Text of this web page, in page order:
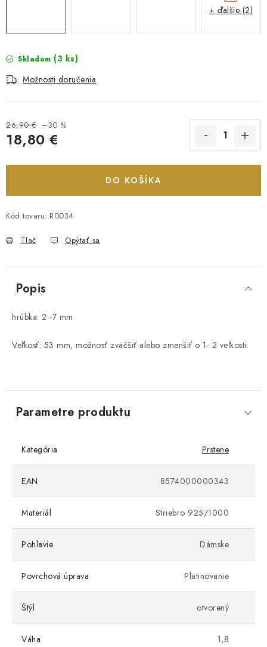
Skladom (3 ks)
Možnosti doručenia
26,90 € –30 %
18,80 €
DO KOŠÍKA
Kód tovaru: R0034
Tlač Opýtať sa
+ ďalšie (2)
Popis
hrúbka: 2 -7 mm
Veľkosť: 53 mm, možnosť zväčšiť alebo zmenšiť o 1- 2 veľkosti.
Parametre produktu
Kategória Prstene
EAN 8574000000343
Materiál Striebro 925/1000
Pohlavie Dámske
Povrchová úprava Platinovanie
Štýl otvorený
Váha 1,8